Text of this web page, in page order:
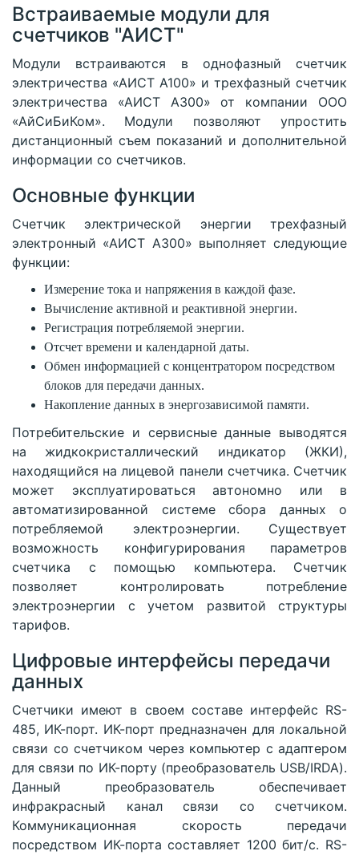
Встраиваемые модули для
счетчиков "АИСТ"
Модули встраиваются в однофазный счетчик
электричества «АИСТ А100» и трехфазный счетчик
электричества «АИСТ А300» от компании ООО
«АйСиБиКом». Модули позволяют упростить
дистанционный съем показаний и дополнительной
информации со счетчиков.
Основные функции
Счетчик электрической энергии трехфазный
электронный «АИСТ А300» выполняет следующие
функции:
Измерение тока и напряжения в каждой фазе.
Вычисление активной и реактивной энергии.
Регистрация потребляемой энергии.
Отсчет времени и календарной даты.
Обмен информацией с концентратором посредством
блоков для передачи данных.
Накопление данных в энергозависимой памяти.
Потребительские и сервисные данные выводятся
на жидкокристаллический индикатор (ЖКИ),
находящийся на лицевой панели счетчика. Счетчик
может эксплуатироваться автономно или в
автоматизированной системе сбора данных о
потребляемой электроэнергии. Существует
возможность конфигурирования параметров
счетчика с помощью компьютера. Счетчик
позволяет контролировать потребление
электроэнергии с учетом развитой структуры
тарифов.
Цифровые интерфейсы передачи
данных
Счетчики имеют в своем составе интерфейс RS-
485, ИК-порт. ИК-порт предназначен для локальной
связи со счетчиком через компьютер с адаптером
для связи по ИК-порту (преобразователь USB/IRDA).
Данный преобразователь обеспечивает
инфракрасный канал связи со счетчиком.
Коммуникационная скорость передачи
посредством ИК-порта составляет 1200 бит/с. RS-